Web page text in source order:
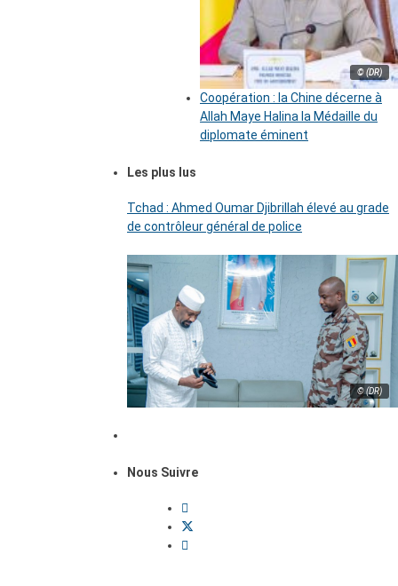
© (DR)
Coopération : la Chine décerne à
Allah Maye Halina la Médaille du
diplomate éminent
Les plus lus
Tchad : Ahmed Oumar Djibrillah élevé au grade
de contrôleur général de police
© (DR)
Nous Suivre